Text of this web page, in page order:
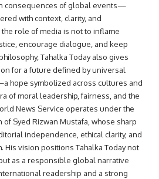
consequences of global events—
with context, clarity, and
role of media is not to inflame
encourage dialogue, and keep
Tahalka Today also gives
for a future defined by universal
hope symbolized across cultures and
of moral leadership, fairness, and the
News Service operates under the
Syed Rizwan Mustafa, whose sharp
independence, ethical clarity, and
vision positions Tahalka Today not
as a responsible global narrative
readership and a strong